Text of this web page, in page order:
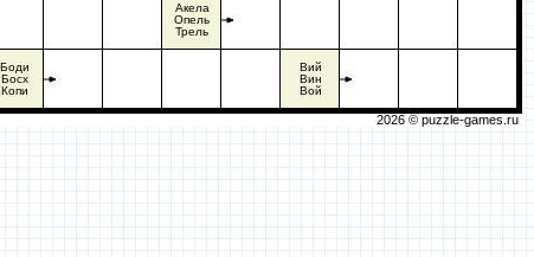
Боди
Босх
Копи
Акела
Опель
Трель
Вий
Вин
Вой
2026 © puzzle-games.ru